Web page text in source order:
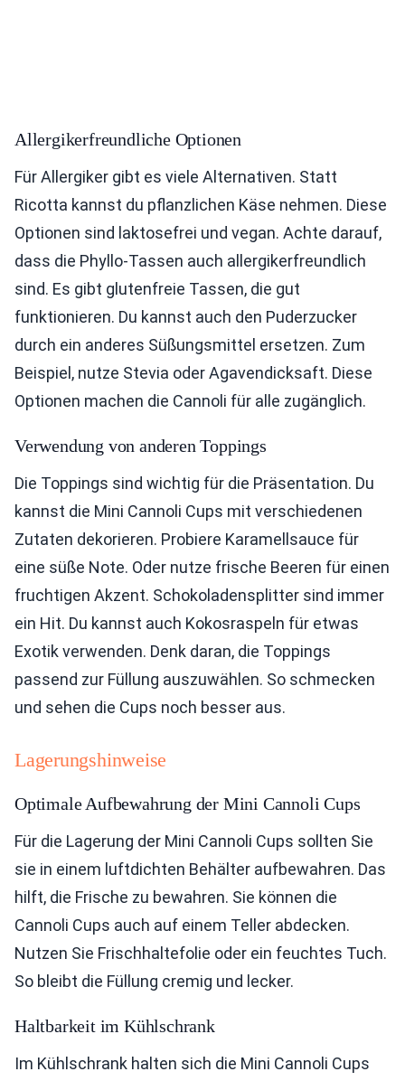
Allergikerfreundliche Optionen
Für Allergiker gibt es viele Alternativen. Statt
Ricotta kannst du pflanzlichen Käse nehmen. Diese
Optionen sind laktosefrei und vegan. Achte darauf,
dass die Phyllo-Tassen auch allergikerfreundlich
sind. Es gibt glutenfreie Tassen, die gut
funktionieren. Du kannst auch den Puderzucker
durch ein anderes Süßungsmittel ersetzen. Zum
Beispiel, nutze Stevia oder Agavendicksaft. Diese
Optionen machen die Cannoli für alle zugänglich.
Verwendung von anderen Toppings
Die Toppings sind wichtig für die Präsentation. Du
kannst die Mini Cannoli Cups mit verschiedenen
Zutaten dekorieren. Probiere Karamellsauce für
eine süße Note. Oder nutze frische Beeren für einen
fruchtigen Akzent. Schokoladensplitter sind immer
ein Hit. Du kannst auch Kokosraspeln für etwas
Exotik verwenden. Denk daran, die Toppings
passend zur Füllung auszuwählen. So schmecken
und sehen die Cups noch besser aus.
Lagerungshinweise
Optimale Aufbewahrung der Mini Cannoli Cups
Für die Lagerung der Mini Cannoli Cups sollten Sie
sie in einem luftdichten Behälter aufbewahren. Das
hilft, die Frische zu bewahren. Sie können die
Cannoli Cups auch auf einem Teller abdecken.
Nutzen Sie Frischhaltefolie oder ein feuchtes Tuch.
So bleibt die Füllung cremig und lecker.
Haltbarkeit im Kühlschrank
Im Kühlschrank halten sich die Mini Cannoli Cups